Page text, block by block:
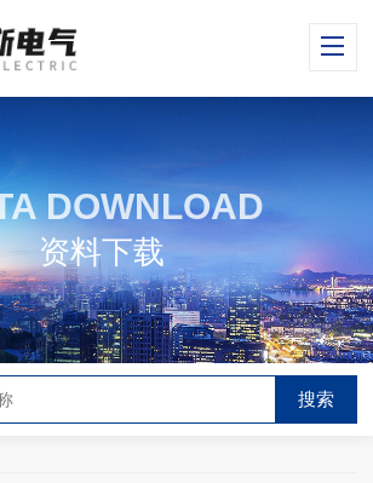
DOWNLOAD
资料下载